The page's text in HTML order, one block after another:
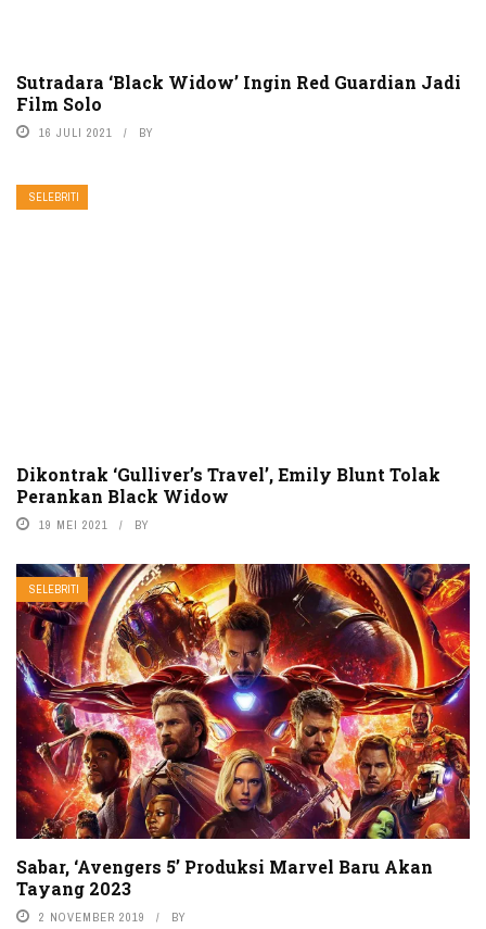
Sutradara ‘Black Widow’ Ingin Red Guardian Jadi
Film Solo
16 JULI 2021 BY
SELEBRITI
Dikontrak ‘Gulliver’s Travel’, Emily Blunt Tolak
Perankan Black Widow
19 MEI 2021 BY
SELEBRITI
Sabar, ‘Avengers 5’ Produksi Marvel Baru Akan
Tayang 2023
2 NOVEMBER 2019 BY